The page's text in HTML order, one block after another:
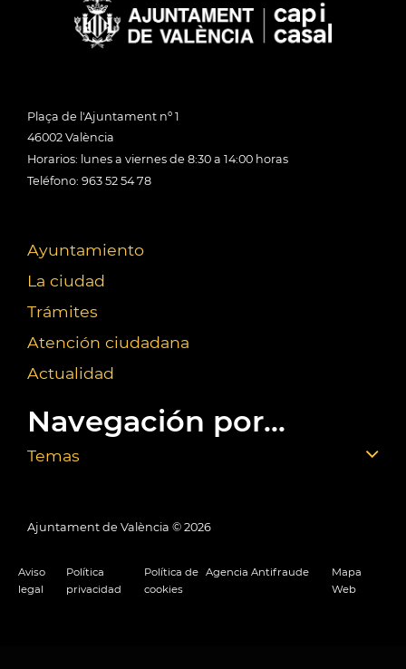
Plaça de l'Ajuntament nº 1
46002 València
Horarios: lunes a viernes de 8:30 a 14:00 horas
Teléfono: 963 52 54 78
Ayuntamiento
La ciudad
Trámites
Atención ciudadana
Actualidad
Navegación por...
Temas
Ajuntament de València © 2026
Aviso
legal
Política
privacidad
Política de
cookies
Agencia Antifraude
Mapa
Web